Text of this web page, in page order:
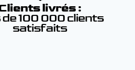
livrés :
de 100 000 clients
satisfaits